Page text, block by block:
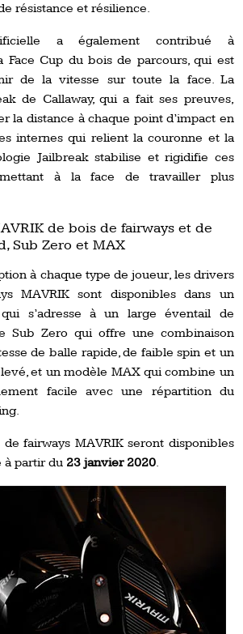
résistance et résilience.
a également contribué à
Face Cup du bois de parcours, qui est
de la vitesse sur toute la face. La
de Callaway, qui a fait ses preuves,
la distance à chaque point d’impact en
internes qui relient la couronne et la
Jailbreak stabilise et rigidifie ces
à la face de travailler plus
de bois de fairways et de
Sub Zero et MAX
à chaque type de joueur, les drivers
MAVRIK sont disponibles dans un
s’adresse à un large éventail de
Sub Zero qui offre une combinaison
de balle rapide, de faible spin et un
et un modèle MAX qui combine un
facile avec une répartition du
fairways MAVRIK seront disponibles
à partir du 23 janvier 2020.